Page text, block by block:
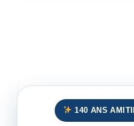
140 ANS